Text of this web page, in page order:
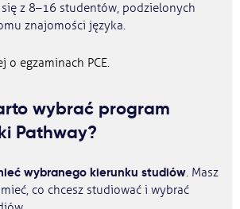
się z 8–16 studentów, podzielonych
znajomości języka.
o egzaminach PCE.
wybrać program
Pathway?
wybranego kierunku studiów. Masz
co chcesz studiować i wybrać